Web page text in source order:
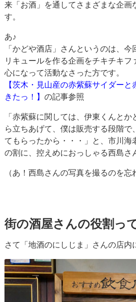
来「お酒」を通してさまざまな企画
す。
あ♪
「かどや酒店」さんというのは、今
リキュールを作る企画をチキチキフ
心になって活動なさった方です。
【茨木・見山産の赤紫蘇サイダー
きたっ！】の記事参照
「赤紫蘇に関しては、伊東くんと
ら立ちあげて、僕は販売する段階で
てもらったから・・・」と、市川海
の割に、控えめにおっしゃる西島さ
（あ！西島さんの写真を撮るのを忘
街の酒屋さんの役割っ
さて「地酒のにしじま」さんの店内